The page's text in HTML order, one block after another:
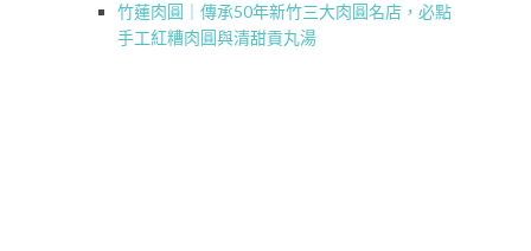
竹蓮肉圓｜傳承50年新竹三大肉圓名店，必點
手工紅糟肉圓與清甜貢丸湯